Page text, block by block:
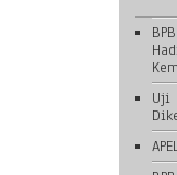
Uji